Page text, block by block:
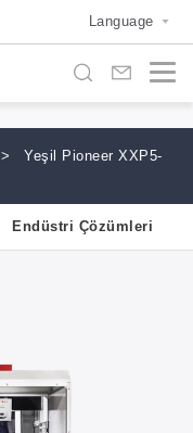
Language
>
Yeşil Pioneer XXP5-
Endüstri Çözümleri